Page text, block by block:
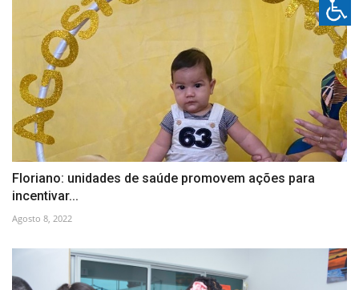
Floriano: unidades de saúde promovem ações para
incentivar...
Agosto 8, 2022